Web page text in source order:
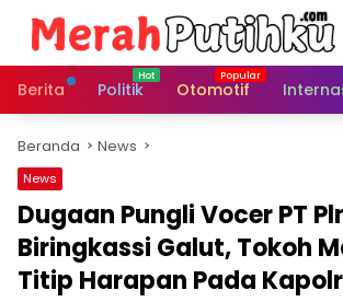
konten
Berita
Politik Otomotif
Beranda News
News
Dugaan Pungli Vocer PT
Biringkassi Galut, Tokoh
Titip Harapan Pada